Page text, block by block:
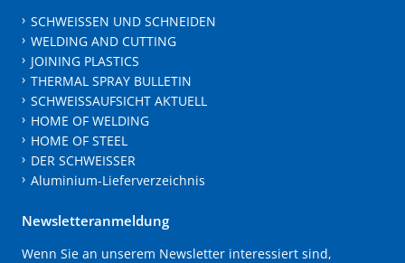
SCHWEISSEN UND SCHNEIDEN
WELDING AND CUTTING
JOINING PLASTICS
THERMAL SPRAY BULLETIN
SCHWEISSAUFSICHT AKTUELL
HOME OF WELDING
HOME OF STEEL
DER SCHWEISSER
Aluminium-Lieferverzeichnis
Newsletteranmeldung
Wenn Sie an unserem Newsletter interessiert sind,